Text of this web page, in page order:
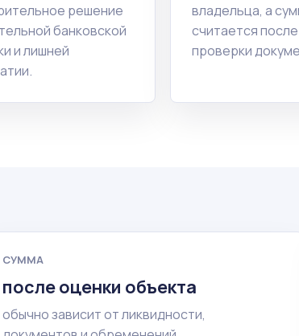
решение
банковской
и лишней
владельца, а
считается
проверки
СУММА
после оценки объекта
обычно зависит от ликвидности,